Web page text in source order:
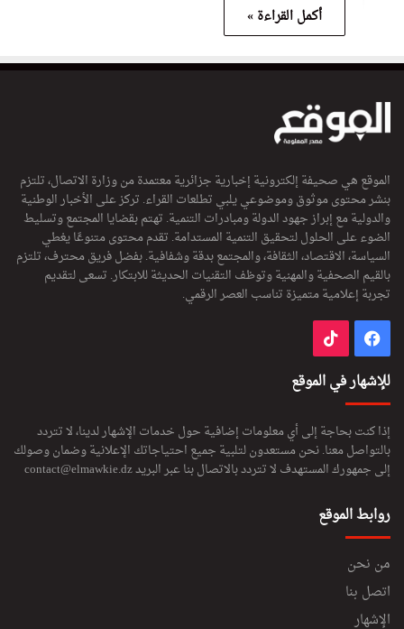
أكمل القراءة »
الموقع هي صحيفة إلكترونية إخبارية جزائرية معتمدة من وزارة الاتصال، تلتزم
بنشر محتوى موثوق وموضوعي يلبي تطلعات القراء. تركز على الأخبار الوطنية
والدولية مع إبراز جهود الدولة ومبادرات التنمية. تهتم بقضايا المجتمع وتسليط
الضوء على الحلول لتحقيق التنمية المستدامة. تقدم محتوى متنوعًا يغطي
السياسة، الاقتصاد، الثقافة، والمجتمع بدقة وشفافية. بفضل فريق محترف، تلتزم
بالقيم الصحفية والمهنية وتوظف التقنيات الحديثة للابتكار. تسعى لتقديم
تجربة إعلامية متميزة تناسب العصر الرقمي.
فيسبوك
للإشهار في الموقع
إذا كنت بحاجة إلى أي معلومات إضافية حول خدمات الإشهار لدينا، لا تتردد
بالتواصل معنا. نحن مستعدون لتلبية جميع احتياجاتك الإعلانية وضمان وصولك
إلى جمهورك المستهدف لا تتردد بالاتصال بنا عبر البريدcontact@elmawkie.dz
روابط الموقع
من نحن
اتصل بنا
الإشهار